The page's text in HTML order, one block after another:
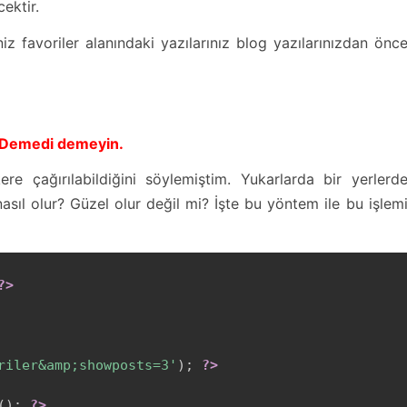
alanındaki yazılarınız blog yazılarınızdan önce
demeyin.
çağırılabildiğini söylemiştim. Yukarlarda bir yerlerde
olur? Güzel olur değil mi? İşte bu yöntem ile bu işlemi
) ; ?>